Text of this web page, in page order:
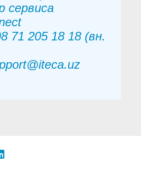
сервиса
71 205 18 18 (вн.